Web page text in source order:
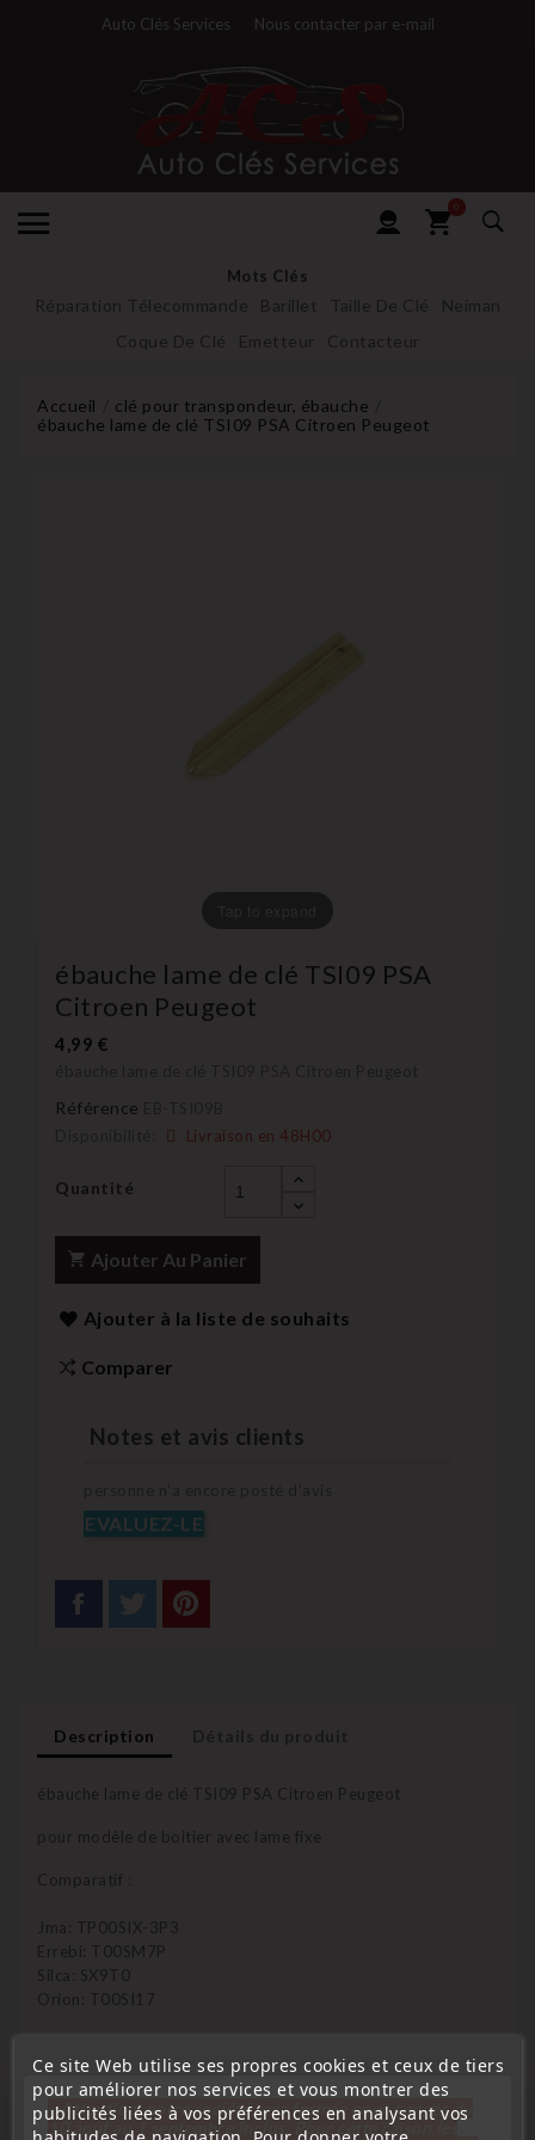
Auto Clés Services Nous contacter par e-mail
0
Mots Clés
Réparation Télecommande Barillet Taille De Clé
Neiman
Coque De Clé
Emetteur Contacteur
Accueil
clé pour transpondeur, ébauche
ébauche lame de clé TSI09 PSA Citroen Peugeot
ébauche lame de clé TSI09 PSA
Citroen Peugeot
4,99 €
Référence
Livraison en 48H00
Quantité
Ajouter Au Panier
Ajouter à la liste de souhaits
Comparer
Notes et avis clients
EVALUEZ-LE
Description
ébauche lame de clé TSI09 PSA Citroen Peugeot
pour modèle de boitier avec lame fixe
Comparatif :
Jma: TP00SIX-3P3
Errebi: T00SM7P
Silca: SX9T0
Orion: T00SI17
16 D'autres Produits De La Même
Catégorie :
Ce site Web utilise ses propres cookies et ceux de tiers
pour améliorer nos services et vous montrer des
publicités liées à vos préférences en analysant vos
« Attention, notre société sera fermée pour congés du
10 aout au 1 septembre inclus. Pour cette raison les